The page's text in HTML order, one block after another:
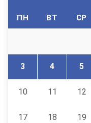
ПН ВТ СР
3 4 5
10 11 12
17 18 19